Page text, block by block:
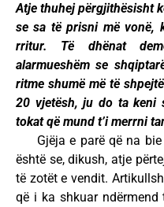
Atje thuhej përgjithësisht
se sa të prisni më vonë,
rritur. Të dhënat
alarmueshëm se
ritme shumë më të
20 vjetësh, ju do ta keni
tokat që mund t’i merrni
Gjëja e parë që na bie
është se, dikush, atje
të zotët e vendit.
që i ka shkuar ndërmend